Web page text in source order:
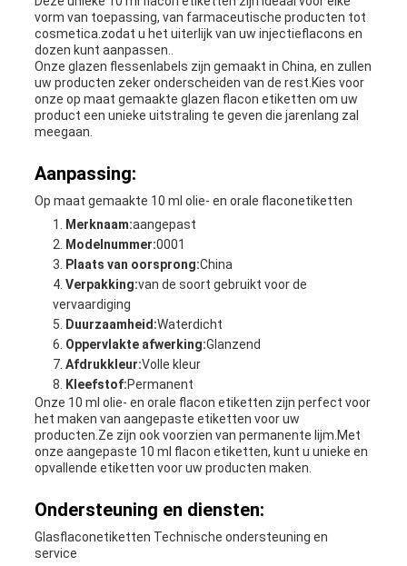
vorm van toepassing, van farmaceutische producten tot
cosmetica.zodat u het uiterlijk van uw injectieflacons en
dozen kunt aanpassen..
Onze glazen flessenlabels zijn gemaakt in China, en zullen
uw producten zeker onderscheiden van de rest.Kies voor
onze op maat gemaakte glazen flacon etiketten om uw
product een unieke uitstraling te geven die jarenlang zal
meegaan.
Aanpassing:
Op maat gemaakte 10 ml olie- en orale flaconetiketten
Merknaam:aangepast
Modelnummer:0001
Plaats van oorsprong:China
Verpakking:van de soort gebruikt voor de
vervaardiging
Duurzaamheid:Waterdicht
Oppervlakte afwerking:Glanzend
Afdrukkleur:Volle kleur
Kleefstof:Permanent
Onze 10 ml olie- en orale flacon etiketten zijn perfect voor
het maken van aangepaste etiketten voor uw
producten.Ze zijn ook voorzien van permanente lijm.Met
onze aangepaste 10 ml flacon etiketten, kunt u unieke en
opvallende etiketten voor uw producten maken.
Ondersteuning en diensten:
Glasflaconetiketten Technische ondersteuning en
service